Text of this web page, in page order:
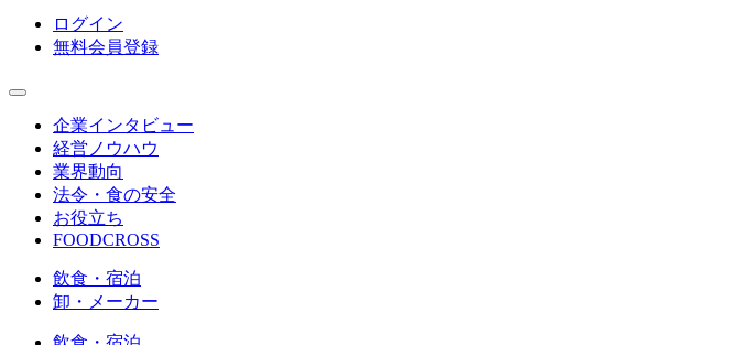
ログイン
無料会員登録
企業インタビュー
経営ノウハウ
業界動向
法令・食の安全
お役立ち
FOODCROSS
飲食・宿泊
卸・メーカー